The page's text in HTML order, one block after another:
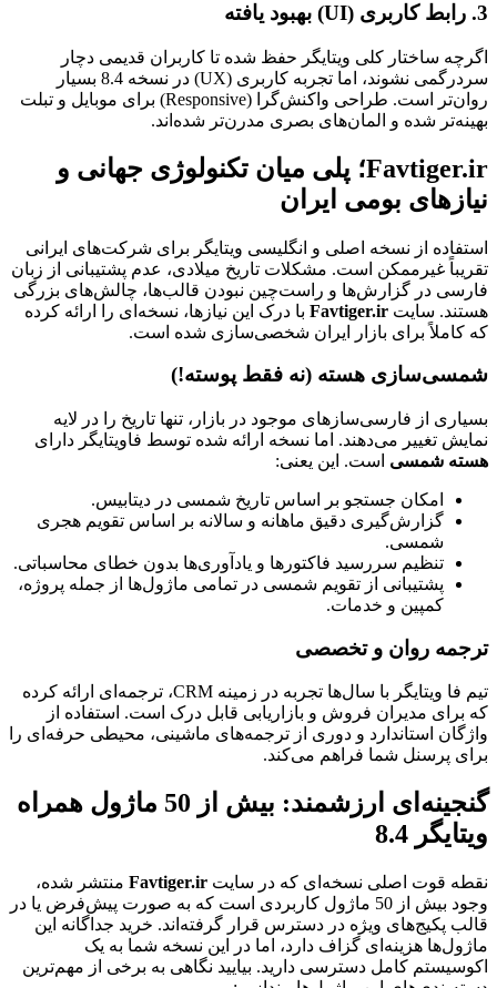
3. رابط کاربری (UI) بهبود یافته
اگرچه ساختار کلی ویتایگر حفظ شده تا کاربران قدیمی دچار
سردرگمی نشوند، اما تجربه کاربری (UX) در نسخه 8.4 بسیار
روان‌تر است. طراحی واکنش‌گرا (Responsive) برای موبایل و تبلت
بهینه‌تر شده و المان‌های بصری مدرن‌تر شده‌اند.
Favtiger.ir؛ پلی میان تکنولوژی جهانی و
نیازهای بومی ایران
استفاده از نسخه اصلی و انگلیسی ویتایگر برای شرکت‌های ایرانی
تقریباً غیرممکن است. مشکلات تاریخ میلادی، عدم پشتیبانی از زبان
فارسی در گزارش‌ها و راست‌چین نبودن قالب‌ها، چالش‌های بزرگی
هستند. سایت Favtiger.ir با درک این نیازها، نسخه‌ای را ارائه کرده
که کاملاً برای بازار ایران شخصی‌سازی شده است.
شمسی‌سازی هسته (نه فقط پوسته!)
بسیاری از فارسی‌سازهای موجود در بازار، تنها تاریخ را در لایه
نمایش تغییر می‌دهند. اما نسخه ارائه شده توسط فاویتایگر دارای
هسته شمسی است. این یعنی:
امکان جستجو بر اساس تاریخ شمسی در دیتابیس.
گزارش‌گیری دقیق ماهانه و سالانه بر اساس تقویم هجری
شمسی.
تنظیم سررسید فاکتورها و یادآوری‌ها بدون خطای محاسباتی.
پشتیبانی از تقویم شمسی در تمامی ماژول‌ها از جمله پروژه،
کمپین و خدمات.
ترجمه روان و تخصصی
تیم فا ویتایگر با سال‌ها تجربه در زمینه CRM، ترجمه‌ای ارائه کرده
که برای مدیران فروش و بازاریابی قابل درک است. استفاده از
واژگان استاندارد و دوری از ترجمه‌های ماشینی، محیطی حرفه‌ای را
برای پرسنل شما فراهم می‌کند.
گنجینه‌ای ارزشمند: بیش از 50 ماژول همراه
ویتایگر 8.4
نقطه قوت اصلی نسخه‌ای که در سایت Favtiger.ir منتشر شده،
وجود بیش از 50 ماژول کاربردی است که به صورت پیش‌فرض یا در
قالب پکیج‌های ویژه در دسترس قرار گرفته‌اند. خرید جداگانه این
ماژول‌ها هزینه‌ای گزاف دارد، اما در این نسخه شما به یک
اکوسیستم کامل دسترسی دارید. بیایید نگاهی به برخی از مهم‌ترین